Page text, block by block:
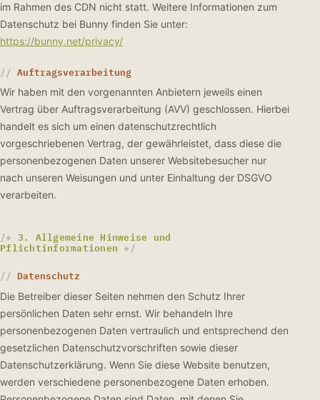
im Rahmen des CDN nicht statt. Weitere Informationen zum
Datenschutz bei Bunny finden Sie unter:
https://bunny.net/privacy/
Auftragsverarbeitung
Wir haben mit den vorgenannten Anbietern jeweils einen
Vertrag über Auftragsverarbeitung (AVV) geschlossen. Hierbei
handelt es sich um einen datenschutzrechtlich
vorgeschriebenen Vertrag, der gewährleistet, dass diese die
personenbezogenen Daten unserer Websitebesucher nur
nach unseren Weisungen und unter Einhaltung der DSGVO
verarbeiten.
3. Allgemeine Hinweise und
Pflichtinformationen
Datenschutz
Die Betreiber dieser Seiten nehmen den Schutz Ihrer
persönlichen Daten sehr ernst. Wir behandeln Ihre
personenbezogenen Daten vertraulich und entsprechend den
gesetzlichen Datenschutzvorschriften sowie dieser
Datenschutzerklärung. Wenn Sie diese Website benutzen,
werden verschiedene personenbezogene Daten erhoben.